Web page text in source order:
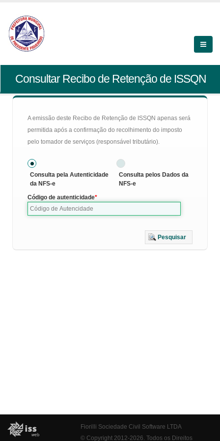
Consultar Recibo de Retenção de ISSQN
A emissão deste Recibo de Retenção de ISSQN apenas será
permitida após a confirmação do recolhimento do imposto
pelo tomador de serviços (responsável tributário).
Consulta pela Autenticidade
da NFS-e
Consulta pelos Dados da
NFS-e
Código de autenticidade
Pesquisar
Fiorilli Sociedade Civil Software LTDA
© Copyright 2012-2026. Todos os Direitos